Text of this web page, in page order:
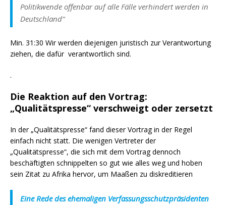
Politikwende offenbar auf alle Fälle verhindert werden in
Deutschland“
Min. 31:30 Wir werden diejenigen juristisch zur Verantwortung
ziehen, die dafür verantwortlich sind.
.
Die Reaktion auf den Vortrag:
„Qualitätspresse“ verschweigt oder zersetzt
In der „Qualitätspresse“ fand dieser Vortrag in der Regel
einfach nicht statt. Die wenigen Vertreter der
„Qualitätspresse“, die sich mit dem Vortrag dennoch
beschäftigten schnippelten so gut wie alles weg und hoben
sein Zitat zu Afrika hervor, um Maaßen zu diskreditieren
Eine Rede des ehemaligen Verfassungsschutzpräsidenten